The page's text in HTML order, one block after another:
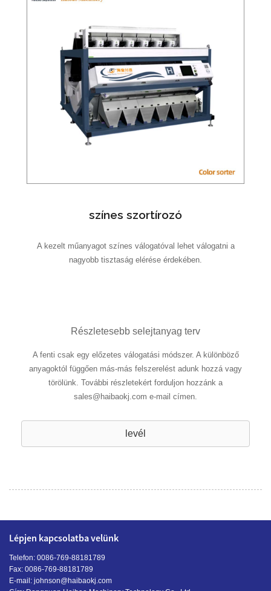
színes szortírozó
A kezelt műanyagot színes válogatóval lehet válogatni a
nagyobb tisztaság elérése érdekében.
Részletesebb selejtanyag terv
A fenti csak egy előzetes válogatási módszer. A különböző
anyagoktól függően más-más felszerelést adunk hozzá vagy
törölünk. További részletekért forduljon hozzánk a
sales@haibaokj.com e-mail címen.
levél
Lépjen kapcsolatba velünk
Telefon: 0086-769-88181789
Fax: 0086-769-88181789
E-mail: johnson@haibaokj.com